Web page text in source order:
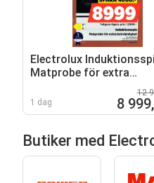
Electrolux
Matprobe för extra
1 dag
12
8
Butiker med